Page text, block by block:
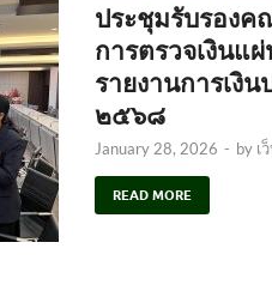
ประชุมรับรองค
การตรวจเงินแ
รายงานการเงิ
๒๕๖๘
January 28, 2026 - by เ
READ MORE